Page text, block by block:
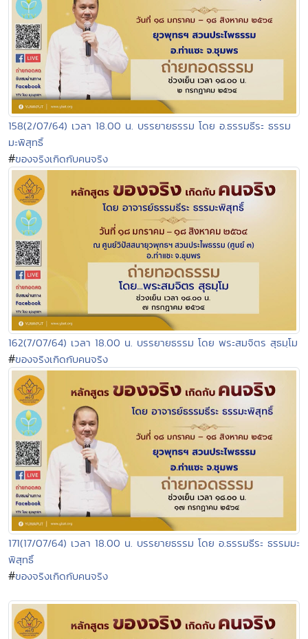
158(2/07/64) เวลา 18.00 น. บรรยายธรรม โดย อ.ธรรมธีระ ธรรม
มะพิสุทธิ์
#ของจริงเกิดกับคนจริง
162(7/07/64) เวลา 18.00 น. บรรยายธรรม โดย พระสมจิตร สุธมฺโม
#ของจริงเกิดกับคนจริง
171(17/07/64) เวลา 18.00 น. บรรยายธรรม โดย อ.ธรรมธีระ ธรรมมะ
พิสุทธิ์
#ของจริงเกิดกับคนจริง